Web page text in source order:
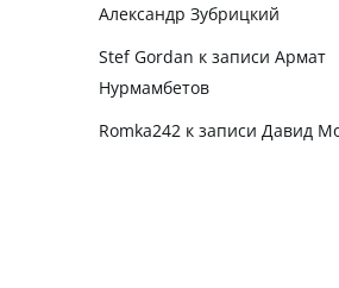
Александр Зубрицкий
Stef Gordan к записи Армат
Нурмамбетов
Romka242 к записи Давид